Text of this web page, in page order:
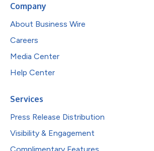
Company
About Business Wire
Careers
Media Center
Help Center
Services
Press Release Distribution
Visibility & Engagement